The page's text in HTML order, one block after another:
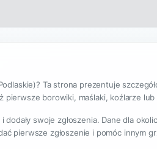
Ta strona prezentuje
pierwsze borowiki, maślaki, koźlarze lub
swoje zgłoszenia. Dane dla
pierwsze zgłoszenie i pomóc innym